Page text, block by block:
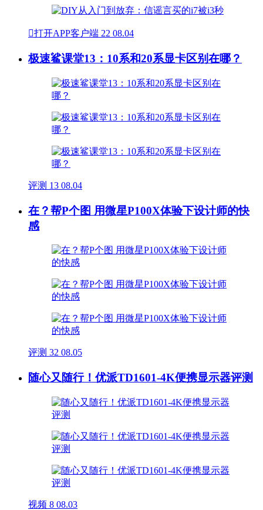
打开APP客户端 22 08.04
极速鲨课堂13：10系和20系显卡区别在哪？
评测 13 08.04
在？帮P个图 用微星P100X体验下设计师的快
感
评测 32 08.05
随心又随行！优派TD1601-4K便携显示器评测
视频 8 08.03